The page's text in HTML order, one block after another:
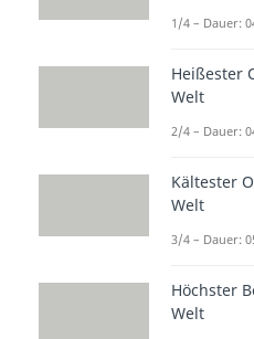
Um dem
zu
Hochzeit
Diese
Eisen
Eisernen
1/4 – Dauer:
Heißester
Welt
2/4 – Dauer:
Kältester
Welt
3/4 – Dauer:
Höchster
Welt